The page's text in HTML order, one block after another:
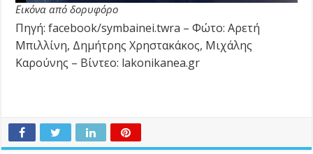
Εικόνα από δορυφόρο
Πηγή: facebook/symbainei.twra – Φώτο: Αρετή
Μπιλλίνη, Δημήτρης Χρηστακάκος, Μιχάλης
Καρούνης – Βίντεο: lakonikanea.gr